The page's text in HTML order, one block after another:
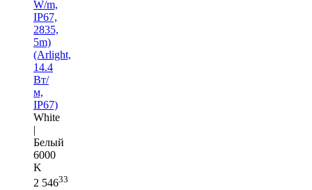
W/m,
IP67,
2835,
5m)
(Arlight,
14.4
Вт/
м,
IP67)
White
|
Белый
6000
K
2 54633